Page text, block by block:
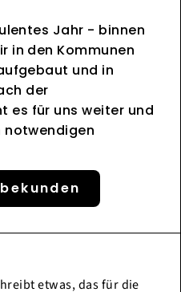
Jahr - binnen
in den Kommunen
und in
der
es für uns weiter und
notwendigen
etwas, das für die